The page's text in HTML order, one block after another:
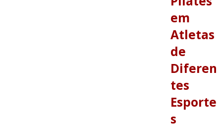
em
Atletas
de
Diferen
tes
Esporte
s